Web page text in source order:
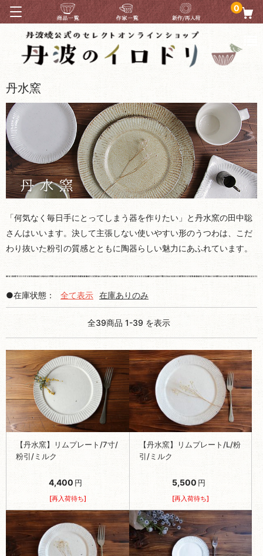
0
丹水窯
「何気なく毎日手にとってしまう器を作りたい」と丹水窯の田中聡
さんはいいます。決して主張しない使いやすい形のうつわは、こだ
わり抜いた粉引の質感とともに陶器らしい魅力にあふれています。
●在庫状態： 全て表示 在庫ありのみ
全39商品 1-39 を表示
【丹水窯】リムプレート/7寸/
粉引/ミルク
4,400 円
[再入荷待ち]
【丹水窯】リムプレート/L/粉
引/ミルク
5,500 円
[再入荷待ち]